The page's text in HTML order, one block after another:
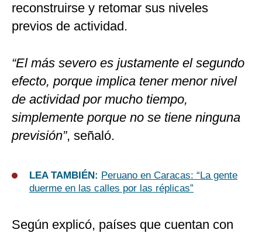
reconstruirse y retomar sus niveles
previos de actividad.
“El más severo es justamente el segundo
efecto, porque implica tener menor nivel
de actividad por mucho tiempo,
simplemente porque no se tiene ninguna
previsión”, señaló.
LEA TAMBIÉN: Peruano en Caracas: “La gente
duerme en las calles por las réplicas”
Según explicó, países que cuentan con